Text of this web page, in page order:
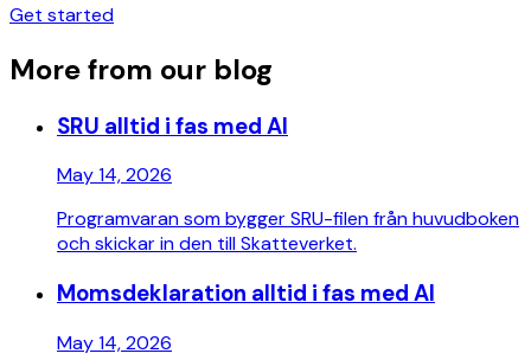
Get started
More from our blog
SRU alltid i fas med AI
May 14, 2026
Programvaran som bygger SRU-filen från huvudboken
och skickar in den till Skatteverket.
Momsdeklaration alltid i fas med AI
May 14, 2026